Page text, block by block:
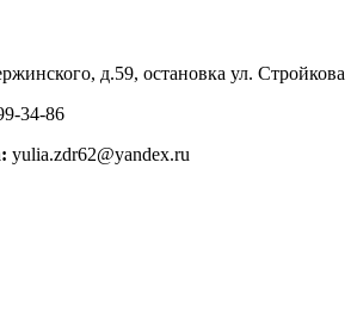
д.59, остановка ул. Стройкова
34-86
yulia.zdr62@yandex.ru